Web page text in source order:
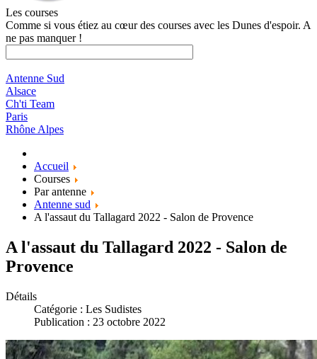
Les courses
Comme si vous étiez au cœur des courses avec les Dunes d'espoir. A
ne pas manquer !
Antenne Sud
Alsace
Ch'ti Team
Paris
Rhône Alpes
Accueil
Courses
Par antenne
Antenne sud
A l'assaut du Tallagard 2022 - Salon de Provence
A l'assaut du Tallagard 2022 - Salon de
Provence
Détails
Catégorie : Les Sudistes
Publication : 23 octobre 2022